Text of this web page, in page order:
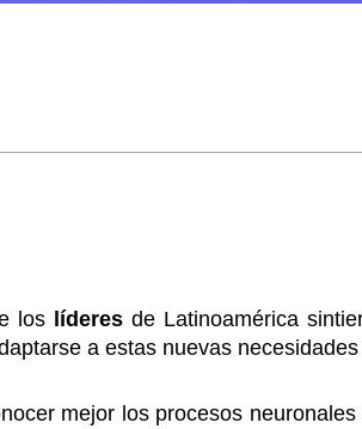
los líderes de Latinoamérica
a estas nuevas
mejor los procesos